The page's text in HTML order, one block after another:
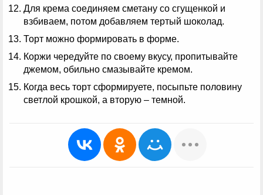
Для крема соединяем сметану со сгущенкой и
взбиваем, потом добавляем тертый шоколад.
Торт можно формировать в форме.
Коржи чередуйте по своему вкусу, пропитывайте
джемом, обильно смазывайте кремом.
Когда весь торт сформируете, посыпьте половину
светлой крошкой, а вторую – темной.